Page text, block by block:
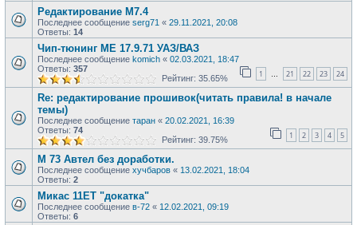
Редактирование М7.4
Последнее сообщение serg71 « 29.11.2021, 20:08
Ответы: 14
Чип-тюнинг МЕ 17.9.71 УАЗ/ВАЗ
Последнее сообщение komich « 02.03.2021, 18:47
Ответы: 357 1 … 21 22 23 24
Рейтинг: 35.65%
Re: редактирование прошивок(читать правила! в начале
темы)
Последнее сообщение таран « 20.02.2021, 16:39
Ответы: 74 1 2 3 4 5
Рейтинг: 39.75%
M 73 Автел без доработки.
Последнее сообщение хучбаров « 13.02.2021, 18:04
Ответы: 2
Микас 11ЕТ "докатка"
Последнее сообщение в-72 « 12.02.2021, 09:19
Ответы: 6